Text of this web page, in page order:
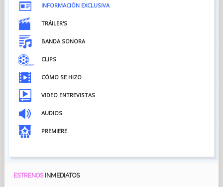
INFORMACIÓN EXCLUSIVA
TRÁILER'S
BANDA SONORA
CLIPS
CÓMO SE HIZO
VIDEO ENTREVISTAS
AUDIOS
PREMIERE
ESTRENOS INMEDIATOS